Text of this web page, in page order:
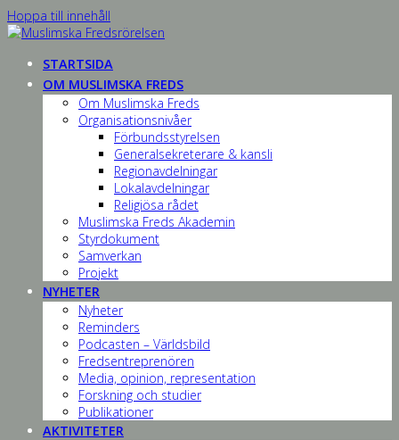
Hoppa till innehåll
STARTSIDA
OM MUSLIMSKA FREDS
Om Muslimska Freds
Organisationsnivåer
Förbundsstyrelsen
Generalsekreterare & kansli
Regionavdelningar
Lokalavdelningar
Religiösa rådet
Muslimska Freds Akademin
Styrdokument
Samverkan
Projekt
NYHETER
Nyheter
Reminders
Podcasten – Världsbild
Fredsentreprenören
Media, opinion, representation
Forskning och studier
Publikationer
AKTIVITETER